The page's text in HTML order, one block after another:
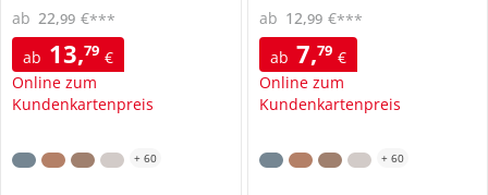
ab 13,79 €
Online zum
Kundenkartenpreis
ab 22,99 €***
+ 60
ab 7,79 €
Online zum
Kundenkartenpreis
ab 12,99 €***
+ 60